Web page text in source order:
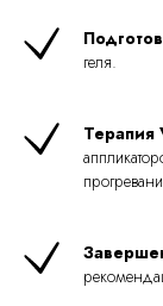
геля.
Терапия